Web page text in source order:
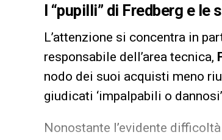
I “pupilli” di Fredberg e
L’attenzione si concentra in
responsabile dell’area tecnica,
nodo dei suoi acquisti meno
giudicati ‘impalpabili o
Nonostante l’evidente